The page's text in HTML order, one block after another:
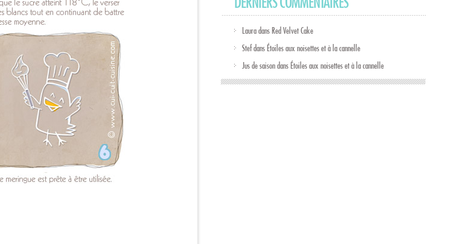
Lauradans Red Velvet Cake
Stefdans Étoiles aux noisettes et à la cannelle
Jus de saisondans Étoiles aux noisettes et à la cannelle